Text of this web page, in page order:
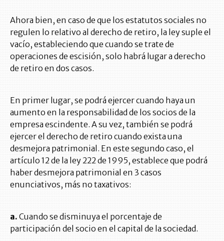
Ahora bien, en caso de que los estatutos sociales no
regulen lo relativo al derecho de retiro, la ley suple el
vacío, estableciendo que cuando se trate de
operaciones de escisión, solo habrá lugar a derecho
de retiro en dos casos.
En primer lugar, se podrá ejercer cuando haya un
aumento en la responsabilidad de los socios de la
empresa escindente. A su vez, también se podrá
ejercer el derecho de retiro cuando exista una
desmejora patrimonial. En este segundo caso, el
artículo 12 de la ley 222 de 1995, establece que podrá
haber desmejora patrimonial en 3 casos
enunciativos, más no taxativos:
a. Cuando se disminuya el porcentaje de
participación del socio en el capital de la sociedad.